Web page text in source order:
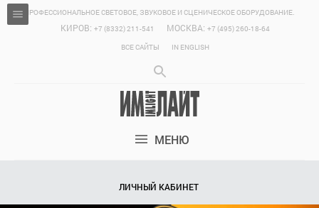
ПРОФЕССИОНАЛЬНОЕ СВЕТОВОЕ, ЗВУКОВОЕ И СЦЕНИЧЕСКОЕ ОБОРУДОВАНИЕ.
КИРОВ: +7 (8332) 211-541 МОСКВА: +7 (495) 260-18-64
ВСЕ САЙТЫ
IN ENGLISH
МЕНЮ
ЛИЧНЫЙ КАБИНЕТ